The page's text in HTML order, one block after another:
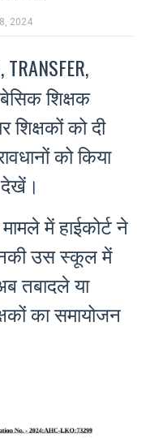
2024
बेसिक शिक्षक
शिक्षकों को दी
को किया
में हाईकोर्ट ने
उस स्कूल में
तबादले या
का समायोजन